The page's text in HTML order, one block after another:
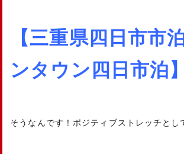
【三重県四日市
ンタウン四日市泊】
そうなんです！ポジティブストレッチとし